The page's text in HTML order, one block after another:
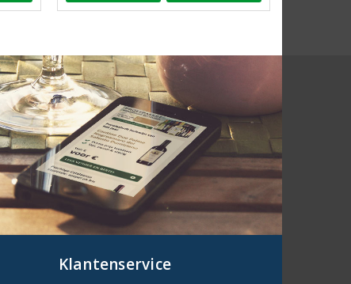
Klantenservice